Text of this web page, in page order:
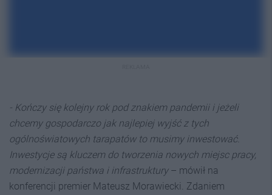
- Kończy się kolejny rok pod znakiem pandemii i jeżeli
chcemy gospodarczo jak najlepiej wyjść z tych
ogólnoświatowych tarapatów to musimy inwestować.
Inwestycje są kluczem do tworzenia nowych miejsc pracy,
modernizacji państwa i infrastruktury– mówił na
konferencji premier Mateusz Morawiecki. Zdaniem